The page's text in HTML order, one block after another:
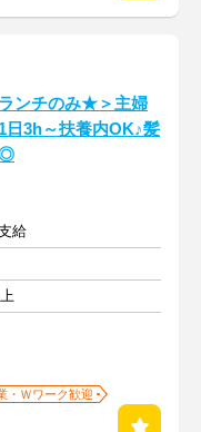
ランチのみ★＞主婦
日3h～扶養内OK♪髪
◎
給
・Ｗワーク歓迎